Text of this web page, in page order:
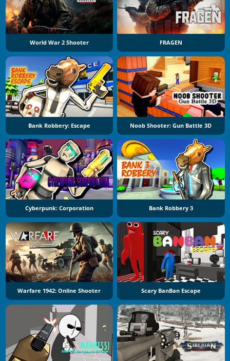
World War 2 Shooter FRAGEN
Bank Robbery: Escape Noob Shooter: Gun Battle 3D
Cyberpunk: Corporation Bank Robbery 3
Warfare 1942: Online Shooter Scary BanBan Escape